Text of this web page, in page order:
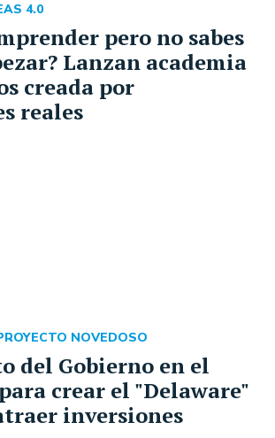
pero no sabes
Lanzan academia
creada por
reales
4.0
del Gobierno en el
crear el "Delaware"
inversiones
NOVEDOSO